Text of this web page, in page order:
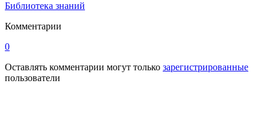
Библиотека знаний
Комментарии
0
Оставлять комментарии могут только зарегистрированные
пользователи